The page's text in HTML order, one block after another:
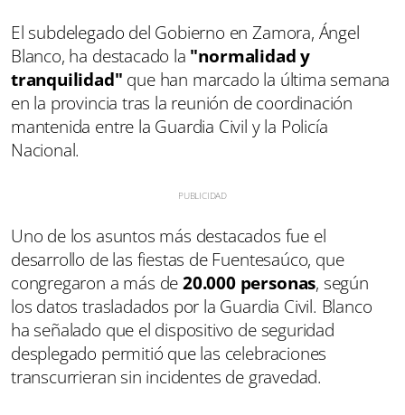
El subdelegado del Gobierno en Zamora, Ángel
Blanco, ha destacado la "normalidad y
tranquilidad" que han marcado la última semana
en la provincia tras la reunión de coordinación
mantenida entre la Guardia Civil y la Policía
Nacional.
Uno de los asuntos más destacados fue el
desarrollo de las fiestas de Fuentesaúco, que
congregaron a más de20.000 personas, según
los datos trasladados por la Guardia Civil. Blanco
ha señalado que el dispositivo de seguridad
desplegado permitió que las celebraciones
transcurrieran sin incidentes de gravedad.